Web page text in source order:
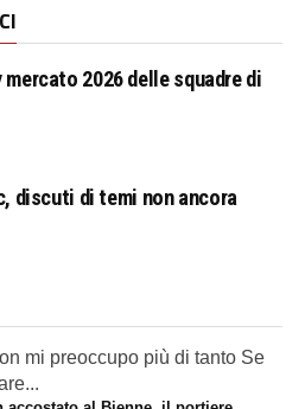
mercato 2026 delle squadre di
discuti di temi non ancora
mi preoccupo più di tanto Se